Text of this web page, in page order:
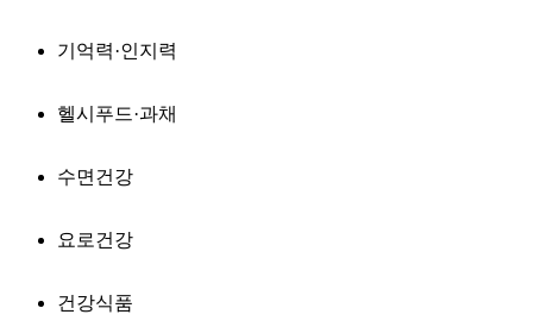
기억력·인지력
헬시푸드·과채
수면건강
요로건강
건강식품